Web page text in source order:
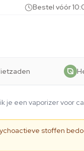
Bestel vóór
je een vaporizer voor
stoffen